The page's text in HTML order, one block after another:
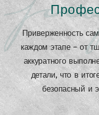
Приверженность
каждом этапе — от
аккуратного
детали, что в
безопасный и